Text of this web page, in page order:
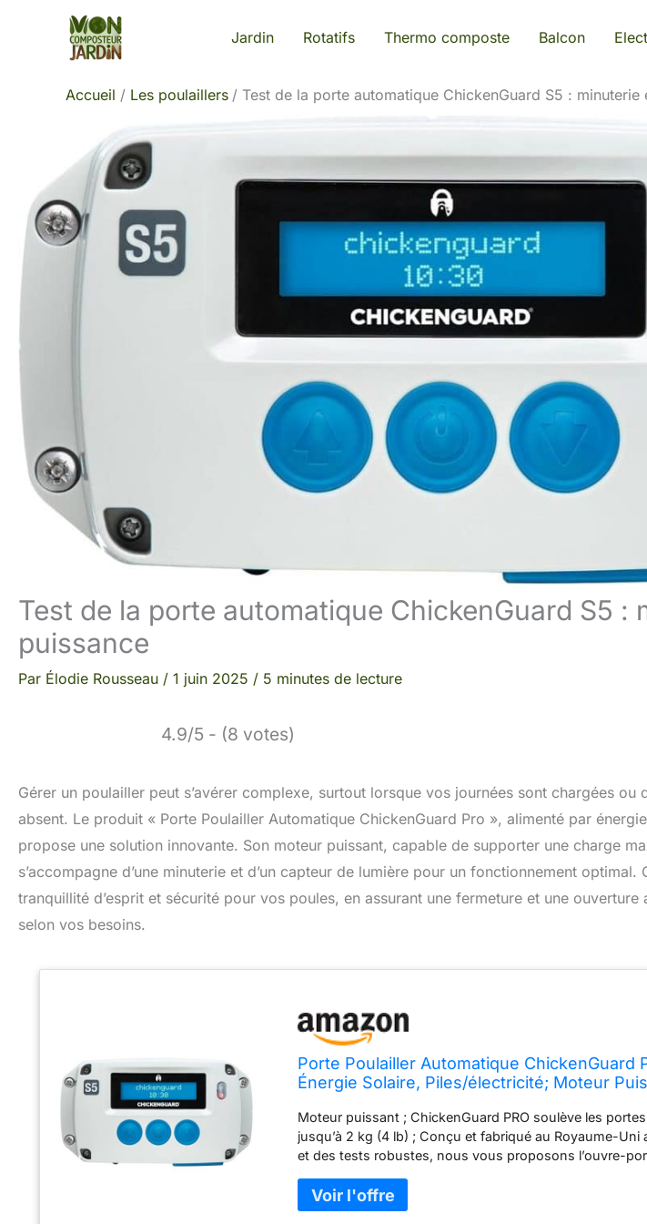
Jardin Rotatifs Thermo composte Balcon
Accueil Les poulaillers Test de la porte automatique ChickenGuard S5 : minuterie
Test de la porte automatique ChickenGuard S5 :
puissance
Par Élodie Rousseau / 1 juin 2025 / 5 minutes de lecture
4.9/5 - (8 votes)
Gérer un poulailler peut s’avérer complexe, surtout lorsque vos journées sont chargées ou
absent. Le produit « Porte Poulailler Automatique ChickenGuard Pro », alimenté par
propose une solution innovante. Son moteur puissant, capable de supporter une charge
s’accompagne d’une minuterie et d’un capteur de lumière pour un fonctionnement
tranquillité d’esprit et sécurité pour vos poules, en assurant une fermeture et une
selon vos besoins.
Porte Poulailler Automatique ChickenGuard
Énergie Solaire, Piles/électricité; Moteur
Seule)
Moteur puissant ; ChickenGuard PRO soulève les
jusqu’à 2 kg (4 lb) ; Conçu et fabriqué au Royaume-Uni
et des tests robustes, nous vous proposons l’ouvre-
jusqu’à -20°C. Unités motrices (sans porte) ; sont
qui souhaitent automatiser leur porte de poulailler